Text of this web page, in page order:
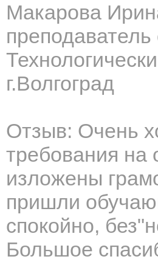
Макарова
г.Волгоград
Отзыв: Очень
требования на
изложены
пришли
спокойно,
Большое